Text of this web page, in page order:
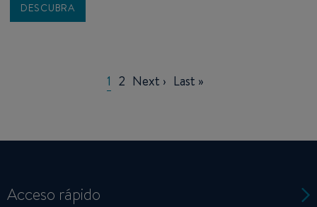
DESCUBRA
Current
1 Page
2 Next
Next › Last
Last »
Acceso rápido